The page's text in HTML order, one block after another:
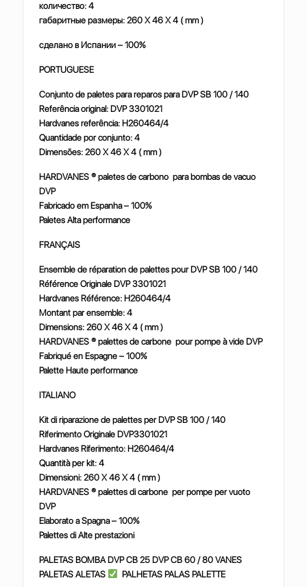
количество: 4
габаритные размеры: 260 X 46 X 4 ( mm )
сделано в Испании – 100%
PORTUGUESE
Conjunto de paletes para reparos para DVP SB 100 / 140
Referência original: DVP 3301021
Hardvanes referência: H260464/4
Quantidade por conjunto: 4
Dimensões: 260 X 46 X 4 ( mm )
HARDVANES ® paletes de carbono para bombas de vacuo
DVP
Fabricado em Espanha – 100%
Paletes Alta performance
FRANÇAIS
Ensemble de réparation de palettes pour DVP SB 100 / 140
Référence Originale DVP 3301021
Hardvanes Référence: H260464/4
Montant par ensemble: 4
Dimensions: 260 X 46 X 4 ( mm )
HARDVANES ® palettes de carbone pour pompe à vide DVP
Fabriqué en Espagne – 100%
Palette Haute performance
ITALIANO
Kit di riparazione de palettes per DVP SB 100 / 140
Riferimento Originale DVP3301021
Hardvanes Riferimento: H260464/4
Quantità per kit: 4
Dimensioni: 260 X 46 X 4 ( mm )
HARDVANES ® palettes di carbone per pompe per vuoto
DVP
Elaborato a Spagna – 100%
Palettes di Alte prestazioni
PALETAS BOMBA DVP CB 25 DVP CB 60 / 80 VANES
PALETAS ALETAS
PALHETAS PALAS PALETTE